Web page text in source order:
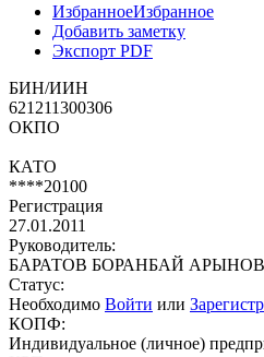
ИзбранноеИзбранное
Добавить заметку
Экспорт PDF
БИН/ИИН
621211300306
ОКПО
КАТО
****20100
Регистрация
27.01.2011
Руководитель:
БАРАТОВ БОРАНБАЙ
Статус:
Необходимо Войти или
КОПФ:
Индивидуальное (личное)